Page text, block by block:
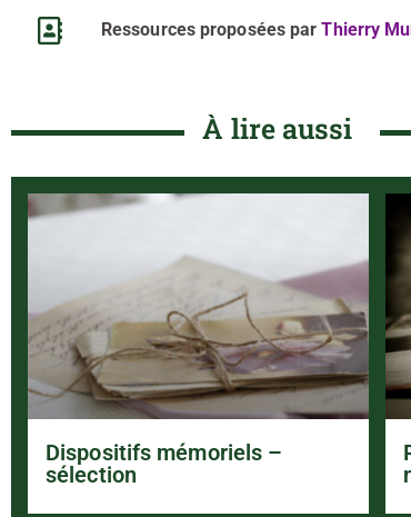
Ressources proposées par Thierry
À lire aussi
Dispositifs mémoriels –
sélection